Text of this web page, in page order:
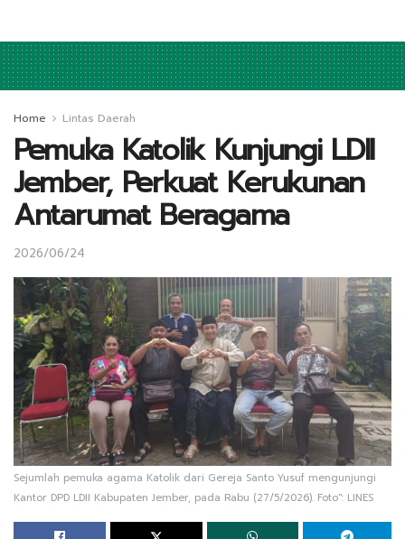
Home Lintas Daerah
Pemuka Katolik Kunjungi LDII
Jember, Perkuat Kerukunan
Antarumat Beragama
2026/06/24
Sejumlah pemuka agama Katolik dari Gereja Santo Yusuf mengunjungi
Kantor DPD LDII Kabupaten Jember, pada Rabu (27/5/2026). Foto": LINES